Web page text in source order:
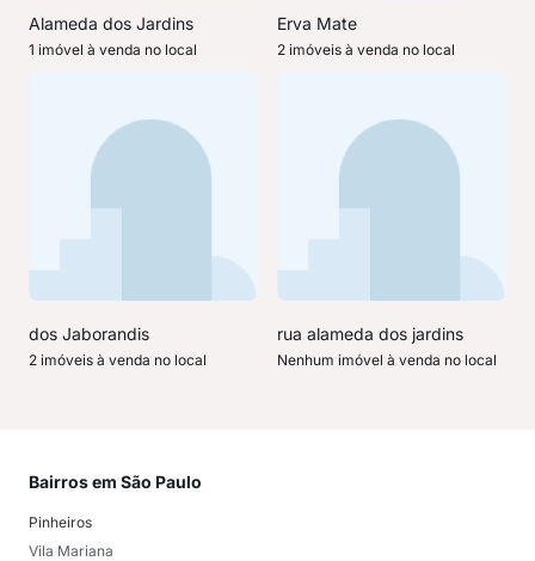
Alameda dos Jardins
1 imóvel à venda no local
Erva Mate
2 imóveis à venda no local
dos Jaborandis
2 imóveis à venda no local
rua alameda dos jardins
Nenhum imóvel à venda no local
Bairros em São Paulo
Pinheiros
Vila Mariana